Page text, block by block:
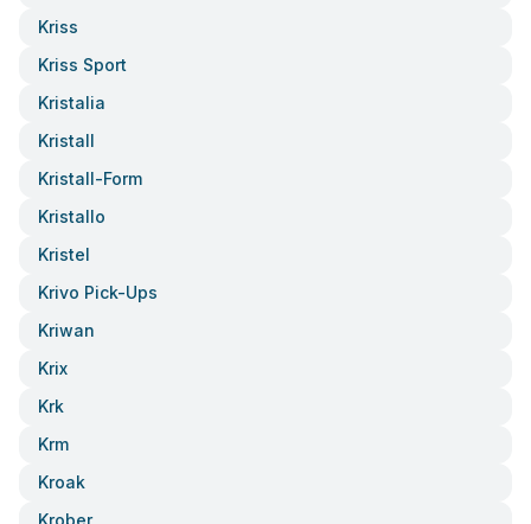
Kriss
Kriss Sport
Kristalia
Kristall
Kristall-Form
Kristallo
Kristel
Krivo Pick-Ups
Kriwan
Krix
Krk
Krm
Kroak
Krober